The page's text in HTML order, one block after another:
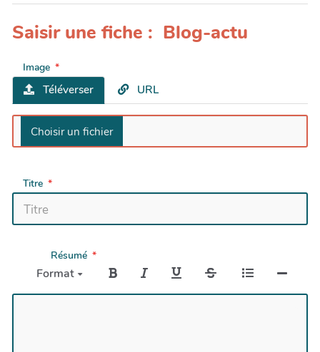
Saisir une fiche : Blog-actu
Image
Téléverser URL
Titre
Résumé
Format